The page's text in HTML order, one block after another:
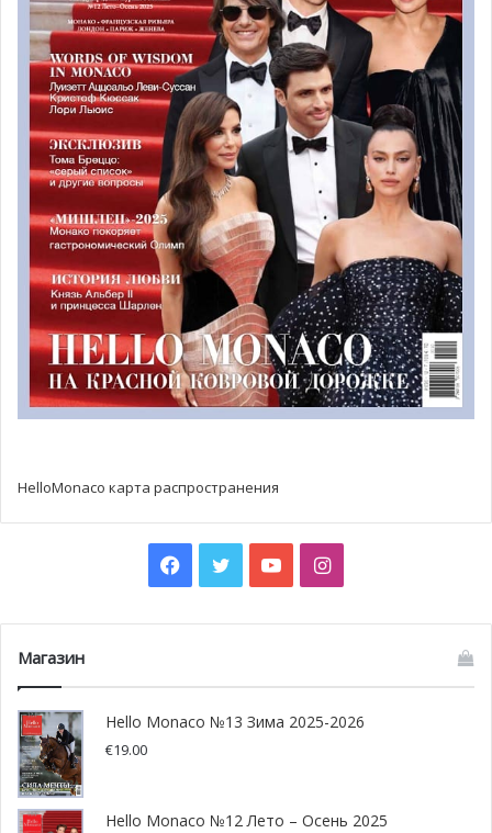
HelloMonaco карта распространения
Facebook
TwitterYouTubeInstagram
Магазин
Hello Monaco №13 Зима 2025-2026
€19.00
Hello Monaco №12 Лето – Осень 2025